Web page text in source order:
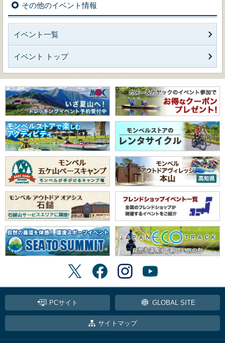
その他のイベント情報
イベント一覧
イベント トップ
PCサイト GLOBAL SITE
サイトマップ